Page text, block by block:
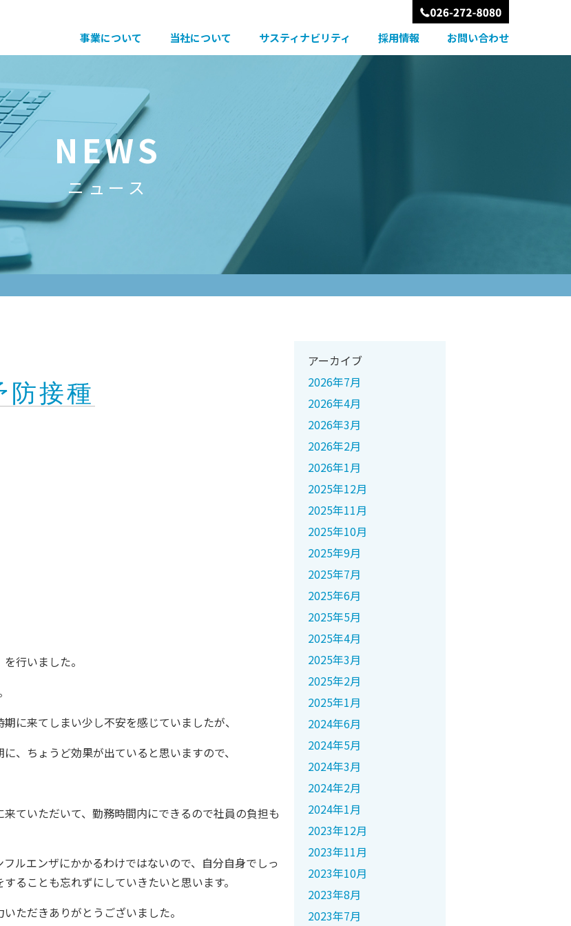
事業について 当社について サスティナビリティ 採用情報 お問い合わせ
NEWS
ニュース
防接種
行いました。
に来てしまい少し不安を感じていましたが、
、ちょうど効果が出ていると思いますので、
ていただいて、勤務時間内にできるので社員の負担も
ルエンザにかかるわけではないので、自分自身でしっ
ることも忘れずにしていきたいと思います。
ただきありがとうございました。
アーカイブ
2026年7月
2026年4月
2026年3月
2026年2月
2026年1月
2025年12月
2025年11月
2025年10月
2025年9月
2025年7月
2025年6月
2025年5月
2025年4月
2025年3月
2025年2月
2025年1月
2024年6月
2024年5月
2024年3月
2024年2月
2024年1月
2023年12月
2023年11月
2023年10月
2023年8月
2023年7月